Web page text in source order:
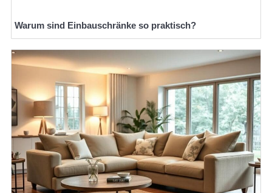
Warum sind Einbauschränke so praktisch?